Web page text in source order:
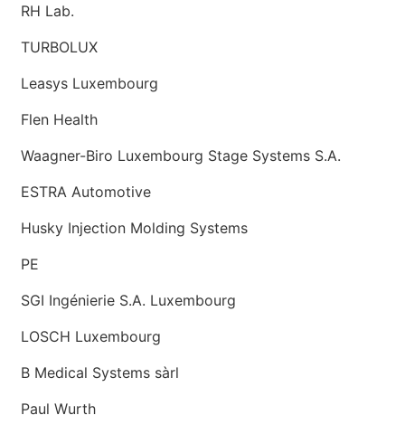
RH Lab.
TURBOLUX
Leasys Luxembourg
Flen Health
Waagner-Biro Luxembourg Stage Systems S.A.
ESTRA Automotive
Husky Injection Molding Systems
PE
SGI Ingénierie S.A. Luxembourg
LOSCH Luxembourg
B Medical Systems sàrl
Paul Wurth